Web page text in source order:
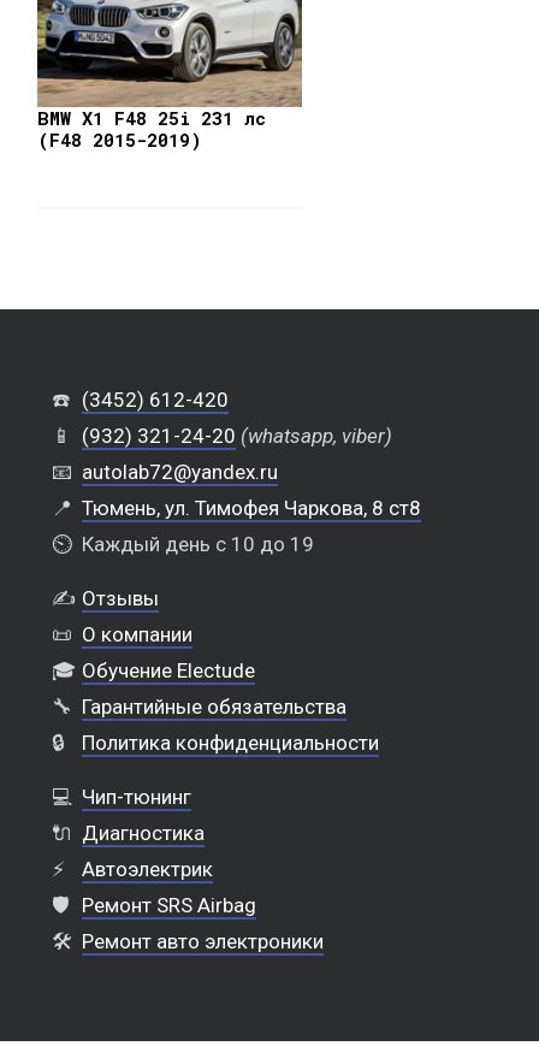
BMW X1 F48 25i 231 лс
(F48 2015-2019)
☎️ (3452) 612-420
📱
(932) 321-24-20 (whatsapp, viber)
📧 autolab72@yandex.ru
📍 Тюмень, ул. Тимофея Чаркова, 8 ст8
⏲️ Каждый день с 10 до 19
✍️ Отзывы
📜 О компании
🎓 Обучение Electude
🔧 Гарантийные обязательства
🔒
Политика конфиденциальности
💻 Чип-тюнинг
🔌 Диагностика
⚡
Автоэлектрик
🛡️ Ремонт SRS Airbag
🛠️ Ремонт авто электроники